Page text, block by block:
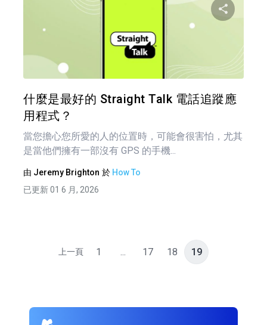
什麼是最好的 Straight Talk 電話追蹤應
用程式？
當您擔心您所愛的人的位置時，可能會很害怕，尤其
是當他們擁有一部沒有 GPS 的手機...
由 Jeremy Brighton 於 How To
已更新 01 6 月, 2026
上一頁 1 ... 17 18 19